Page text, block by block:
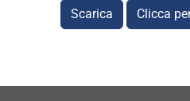
Scarica Clicca